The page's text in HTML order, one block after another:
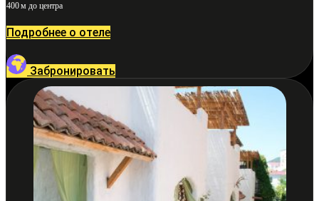
400 м до центра
Подробнее о отеле
Забронировать